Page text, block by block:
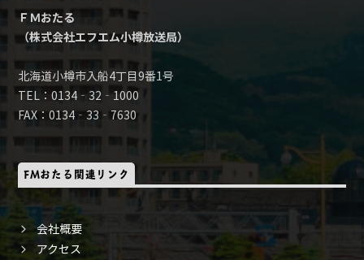
ＦＭおたる
（株式会社エフエム小樽放送局）
北海道小樽市入船4丁目9番1号
TEL：0134‐32‐1000
FAX：0134‐33‐7630
FMおたる関連リンク
会社概要
アクセス